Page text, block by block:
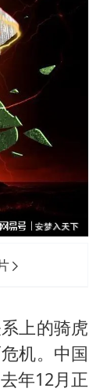
上的骑虎
机。中国
年12月正